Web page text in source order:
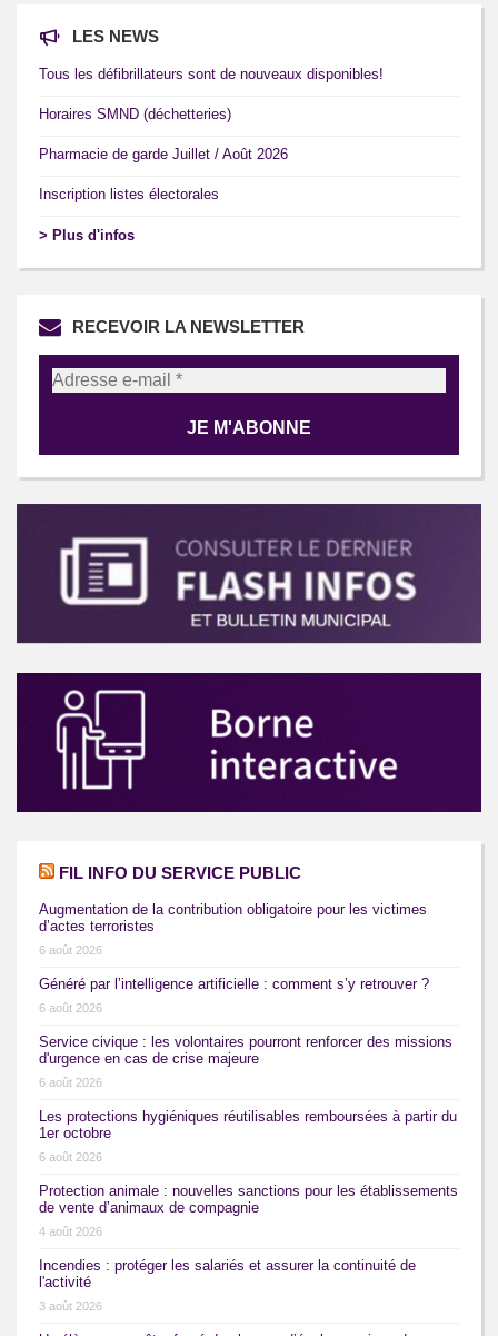
LES NEWS
Tous les défibrillateurs sont de nouveaux disponibles!
Horaires SMND (déchetteries)
Pharmacie de garde Juillet / Août 2026
Inscription listes électorales
> Plus d'infos
RECEVOIR LA NEWSLETTER
FIL INFO DU SERVICE PUBLIC
Augmentation de la contribution obligatoire pour les victimes
d’actes terroristes
6 août 2026
Généré par l’intelligence artificielle : comment s’y retrouver ?
6 août 2026
Service civique : les volontaires pourront renforcer des missions
d'urgence en cas de crise majeure
6 août 2026
Les protections hygiéniques réutilisables remboursées à partir du
1er octobre
6 août 2026
Protection animale : nouvelles sanctions pour les établissements
de vente d’animaux de compagnie
4 août 2026
Incendies : protéger les salariés et assurer la continuité de
l'activité
3 août 2026